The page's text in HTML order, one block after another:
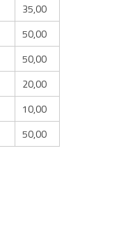
35,00
50,00
50,00
20,00
10,00
50,00